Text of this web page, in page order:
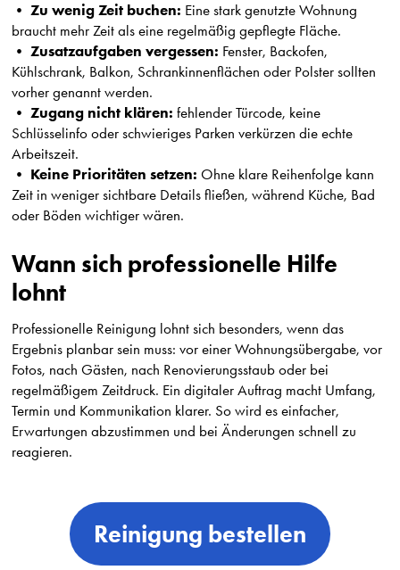
•Zu wenig Zeit buchen: Eine stark genutzte Wohnung
braucht mehr Zeit als eine regelmäßig gepflegte Fläche.
•Zusatzaufgaben vergessen: Fenster, Backofen,
Kühlschrank, Balkon, Schrankinnenflächen oder Polster sollten
vorher genannt werden.
•Zugang nicht klären: fehlender Türcode, keine
Schlüsselinfo oder schwieriges Parken verkürzen die echte
Arbeitszeit.
• Keine Prioritäten setzen: Ohne klare Reihenfolge kann
Zeit in weniger sichtbare Details fließen, während Küche, Bad
oder Böden wichtiger wären.
Wann sich professionelle Hilfe
lohnt
Professionelle Reinigung lohnt sich besonders, wenn das
Ergebnis planbar sein muss: vor einer Wohnungsübergabe, vor
Fotos, nach Gästen, nach Renovierungsstaub oder bei
regelmäßigem Zeitdruck. Ein digitaler Auftrag macht Umfang,
Termin und Kommunikation klarer. So wird es einfacher,
Erwartungen abzustimmen und bei Änderungen schnell zu
reagieren.
Reinigung bestellen